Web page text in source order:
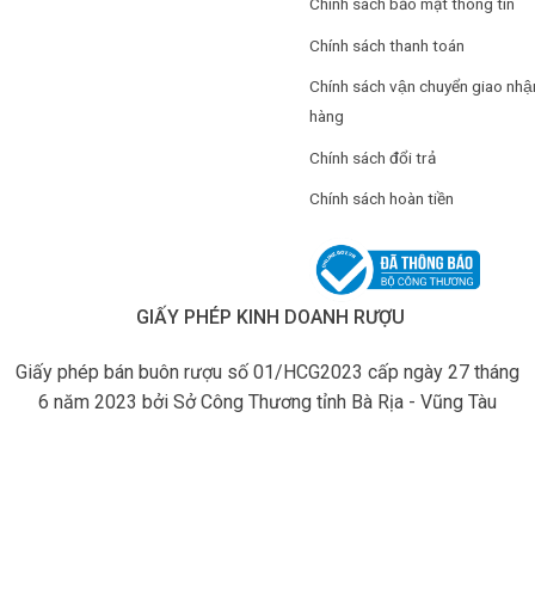
Chính sách thanh toán
Chính sách vận chuyển giao
hàng
Chính sách đổi trả
Chính sách hoàn tiền
GIẤY PHÉP KINH DOANH RƯỢU
Giấy phép bán buôn rượu số 01/HCG2023 cấp ngày 27 tháng
6 năm 2023 bởi Sở Công Thương tỉnh Bà Rịa - Vũng Tàu